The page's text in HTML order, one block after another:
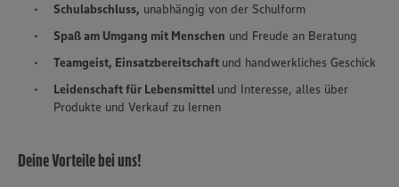
Schulabschluss, unabhängig von der Schulform
Spaß am Umgang mit Menschen und Freude an Beratung
Teamgeist, Einsatzbereitschaft und handwerkliches Geschick
Leidenschaft für Lebensmittel und Interesse, alles über
Produkte und Verkauf zu lernen
Deine Vorteile bei uns!